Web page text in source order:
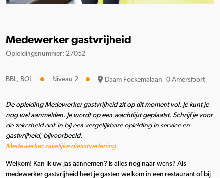
Medewerker gastvrijheid
Opleidingsnummer: 27052
BBL, BOL Niveau 2 Daam Fockemalaan 10 Amersfoort
De opleiding Medewerker gastvrijheid zit op dit moment vol. Je kunt je
nog wel aanmelden. Je wordt op een wachtlijst geplaatst. Schrijf je voor
de zekerheid ook in bij een vergelijkbare opleiding in service en
gastvrijheid, bijvoorbeeld:
Medewerker zakelijke dienstverlening
Welkom! Kan ik uw jas aannemen? Is alles nog naar wens? Als
medewerker gastvrijheid heet je gasten welkom in een restaurant of bij